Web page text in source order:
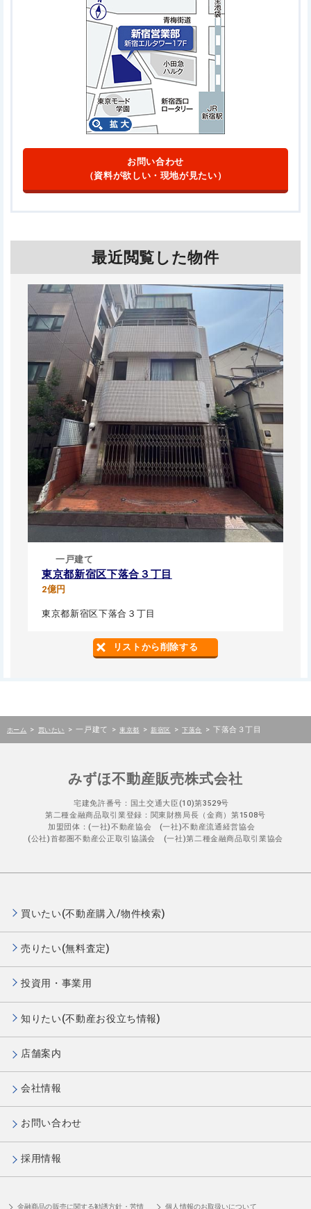
お問い合わせ
（資料が欲しい・現地が見たい）
最近閲覧した物件
一戸建て
東京都新宿区下落合３丁目
2億円
東京都新宿区下落合３丁目
リストから削除する
ホーム > 買いたい > 一戸建て > 東京都 > 新宿区 > 下落合 > 下落合３丁目
みずほ不動産販売株式会社
宅建免許番号：国土交通大臣(10)第3529号
第二種金融商品取引業登録：関東財務局長（金商）第1508号
加盟団体：(一社)不動産協会 (一社)不動産流通経営協会
(公社)首都圏不動産公正取引協議会 (一社)第二種金融商品取引業協会
買いたい(不動産購入/物件検索)
売りたい(無料査定)
投資用・事業用
知りたい(不動産お役立ち情報)
店舗案内
会社情報
お問い合わせ
採用情報
金融商品の販売に関する勧誘方針・苦情 個人情報のお取扱いについて